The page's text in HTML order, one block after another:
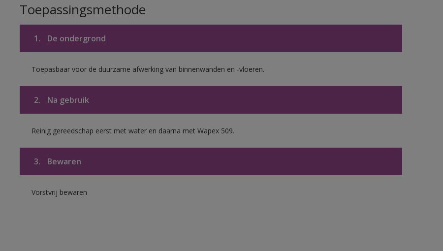
Toepassingsmethode
1. De ondergrond
Toepasbaar voor de duurzame afwerking van binnenwanden en -vloeren.
2. Na gebruik
Reinig gereedschap eerst met water en daarna met Wapex 509.
3. Bewaren
Vorstvrij bewaren